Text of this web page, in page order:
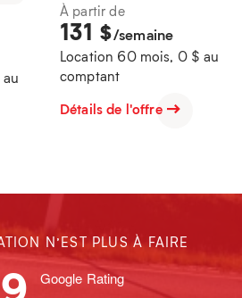
À partir de
131 $/semaine
Location 60 mois, 0 $ au
comptant
Détails de l'offre
N’EST PLUS À FAIRE
Google Rating